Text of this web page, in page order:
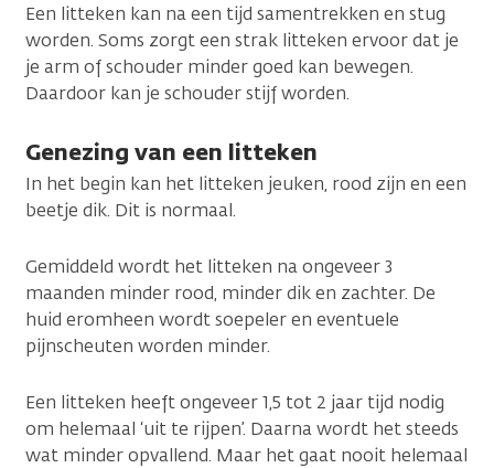
Een litteken kan na een tijd samentrekken en stug
worden. Soms zorgt een strak litteken ervoor dat je
je arm of schouder minder goed kan bewegen.
Daardoor kan je schouder stijf worden.
Genezing van een litteken
In het begin kan het litteken jeuken, rood zijn en een
beetje dik. Dit is normaal.
Gemiddeld wordt het litteken na ongeveer 3
maanden minder rood, minder dik en zachter. De
huid eromheen wordt soepeler en eventuele
pijnscheuten worden minder.
Een litteken heeft ongeveer 1,5 tot 2 jaar tijd nodig
om helemaal ‘uit te rijpen’. Daarna wordt het steeds
wat minder opvallend. Maar het gaat nooit helemaal